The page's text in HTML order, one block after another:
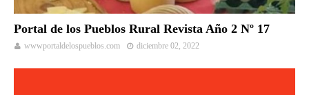
Portal de los Pueblos Rural Revista Año 2 Nº 17
wwwportaldelospueblos.com diciembre 02, 2022